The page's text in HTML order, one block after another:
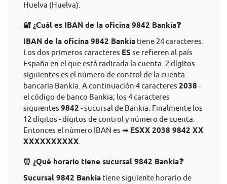
Huelva (Huelva).
🔐 ¿Cuál es IBAN de la oficina 9842 Bankia❓
IBAN de la oficina 9842 Bankia tiene 24 caracteres.
Los dos primeros caracteres ES se refieren al país
España en el que está radicada la cuenta. 2 dígitos
siguientes es el número de control de la cuenta
bancaria Bankia. A continuación 4 caracteres 2038 -
el código de banco Bankia; los 4 caracteres
siguientes 9842 - sucursal de Bankia. Finalmente los
12 dígitos - dígitos de control y número de cuenta.
Entonces el nùmero IBAN es ➡ ESXX 2038 9842 XX
XXXXXXXXXX
⏰ ¿Qué horario tiene sucursal 9842 Bankia❓
Sucursal 9842 Bankia tiene siguiente horario de